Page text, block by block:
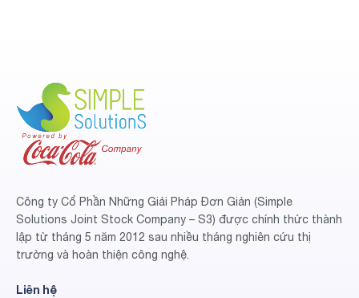
Công ty Cổ Phần Những Giải Pháp Đơn Giản (Simple
Solutions Joint Stock Company – S3) được chính thức thành
lập từ tháng 5 năm 2012 sau nhiều tháng nghiên cứu thị
trường và hoàn thiện công nghệ.
Liên hệ